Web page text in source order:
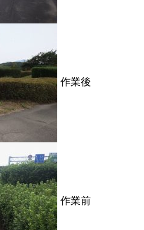
作業後
作業前